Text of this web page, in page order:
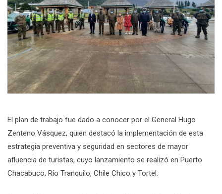
El plan de trabajo fue dado a conocer por el General Hugo
Zenteno Vásquez, quien destacó la implementación de esta
estrategia preventiva y seguridad en sectores de mayor
afluencia de turistas, cuyo lanzamiento se realizó en Puerto
Chacabuco, Río Tranquilo, Chile Chico y Tortel.